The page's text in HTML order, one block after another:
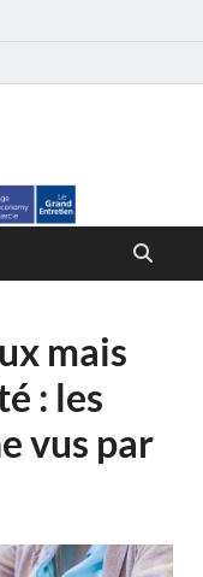
mais
: les
vus par